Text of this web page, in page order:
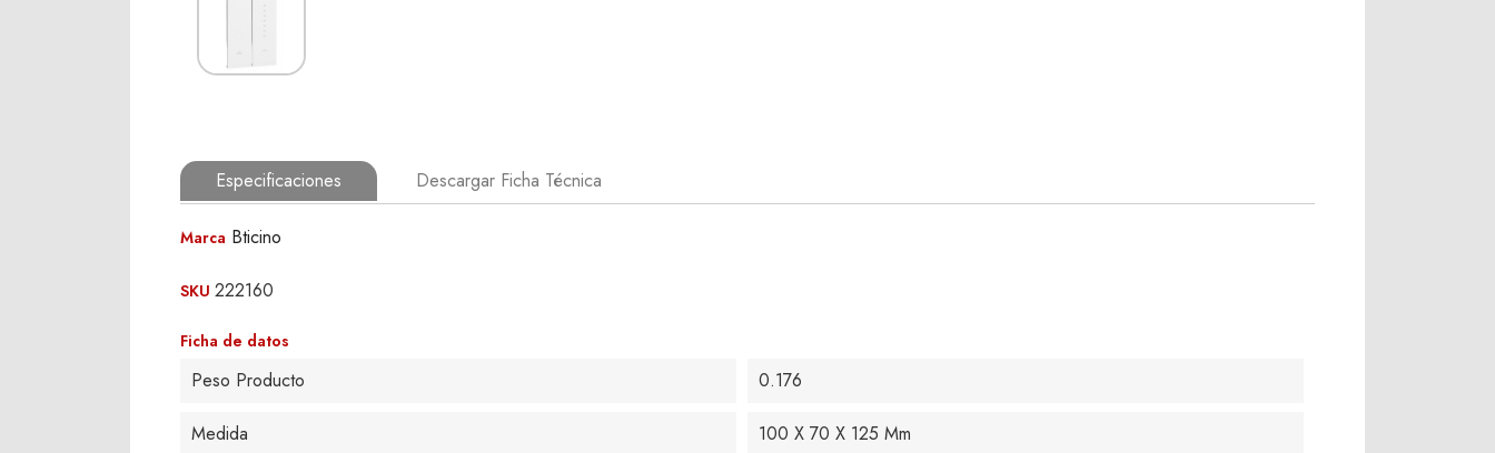
Especificaciones Descargar Ficha Técnica
Marca Bticino
SKU 222160
Ficha de datos
Peso Producto 0.176
Medida 100 X 70 X 125 Mm